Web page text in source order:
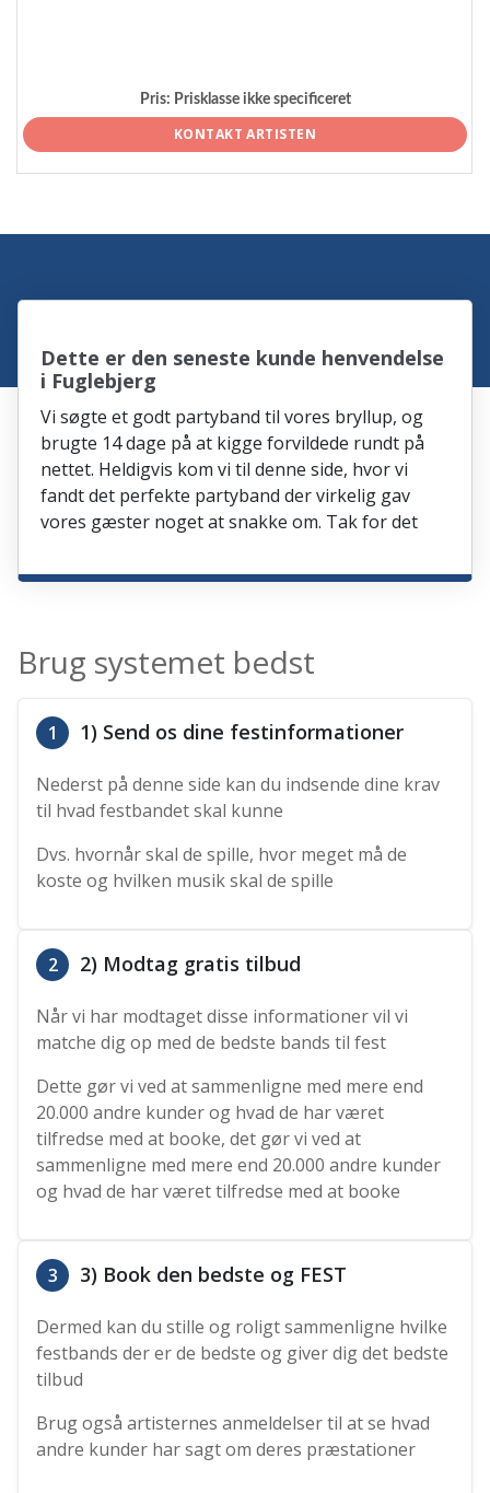
Pris: Prisklasse ikke specificeret
KONTAKT ARTISTEN
Dette er den seneste kunde henvendelse
i Fuglebjerg
Vi søgte et godt partyband til vores bryllup, og
brugte 14 dage på at kigge forvildede rundt på
nettet. Heldigvis kom vi til denne side, hvor vi
fandt det perfekte partyband der virkelig gav
vores gæster noget at snakke om. Tak for det
Brug systemet bedst
1 1) Send os dine festinformationer
Nederst på denne side kan du indsende dine krav
til hvad festbandet skal kunne
Dvs. hvornår skal de spille, hvor meget må de
koste og hvilken musik skal de spille
2 2) Modtag gratis tilbud
Når vi har modtaget disse informationer vil vi
matche dig op med de bedste bands til fest
Dette gør vi ved at sammenligne med mere end
20.000 andre kunder og hvad de har været
tilfredse med at booke, det gør vi ved at
sammenligne med mere end 20.000 andre kunder
og hvad de har været tilfredse med at booke
3 3) Book den bedste og FEST
Dermed kan du stille og roligt sammenligne hvilke
festbands der er de bedste og giver dig det bedste
tilbud
Brug også artisternes anmeldelser til at se hvad
andre kunder har sagt om deres præstationer